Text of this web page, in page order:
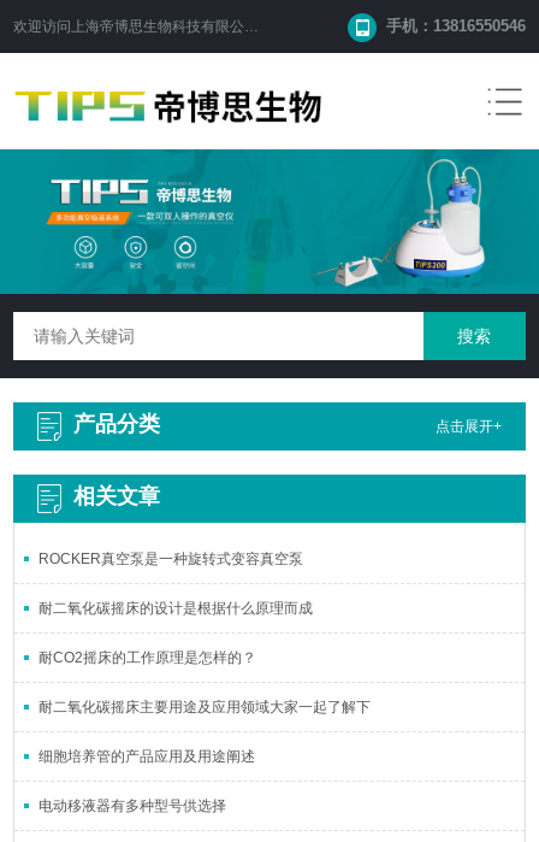
欢迎访问 上海帝博思生物科技有限公司 手机：13816550546
产品分类 点击展开+
相关文章
ROCKER真空泵是一种旋转式变容真空泵
耐二氧化碳摇床的设计是根据什么原理而成
耐CO2摇床的工作原理是怎样的？
耐二氧化碳摇床主要用途及应用领域大家一起了解下
细胞培养管的产品应用及用途阐述
电动移液器有多种型号供选择